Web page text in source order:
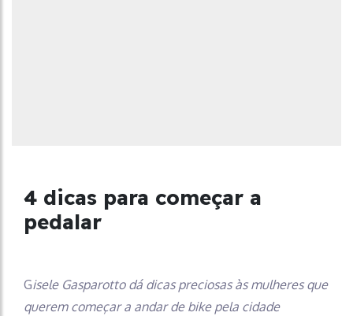
4 dicas para começar a
pedalar
Gisele Gasparotto dá dicas preciosas às mulheres que
querem começar a andar de bike pela cidade